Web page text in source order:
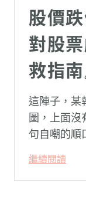
股價
對股
救指南
這陣子，某
圖，上面沒
句自嘲的順
被廣泛轉載
跌的數字背
繼續閱讀